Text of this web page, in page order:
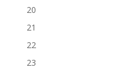
20
21
22
23